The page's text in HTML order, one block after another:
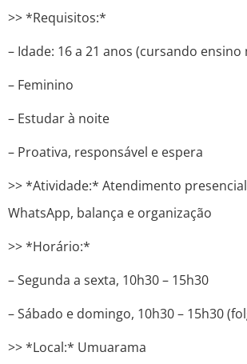
>> *Requisitos:*
– Idade: 16 a 21 anos (cursando ensino
– Feminino
– Estudar à noite
– Proativa, responsável e espera
>> *Atividade:* Atendimento
WhatsApp, balança e organização
>> *Horário:*
– Segunda a sexta, 10h30 – 15h30
– Sábado e domingo, 10h30 – 15h30
>> *Local:* Umuarama